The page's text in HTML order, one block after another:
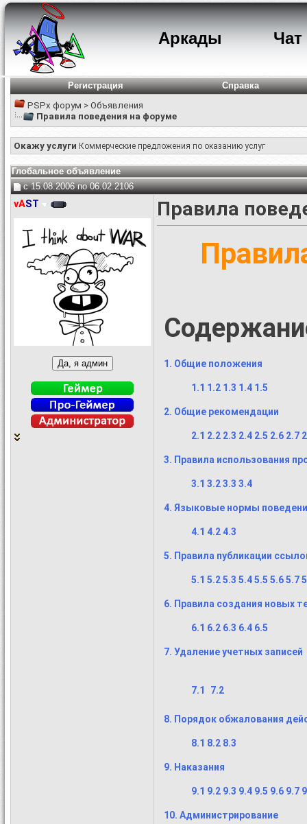
Аркады Чат
Регистрация
Справка
PSPx форум > Объявления
Правила поведения на форуме
Окажу услуги Коммерческие предложения по оказанию услуг
Глобальное объявление
c 15.08.2006 по 06.02.2106
vAST Правила
1. Общие положения
1.1 1.2 1.3 1.4 1.5
2. Общие рекомендации
2.1 2.2 2.3 2.4 2.5 2.6 2.7
3. Правила использования
3.1 3.23.3 3.4
4. Языковые нормы
4.1 4.2 4.3
5. Правила публикации
5.1 5.25.3 5.45.5 5.65.7
6. Правила создания новых
6.1 6.2 6.3 6.4 6.5
7. Удаление учетных записей
7.1 7.2
8. Порядок обжалования
8.1 8.2 8.3
9. Наказания
9.1 9.2 9.3 9.4 9.5 9.6 9.7
10. Администрирование